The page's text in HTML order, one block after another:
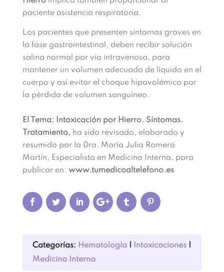
paciente asistencia respiratoria.​
Los pacientes que presenten síntomas graves en
la fase gastrointestinal, deben recibir solución
salina normal por vía intravenosa, para
mantener un volumen adecuado de líquido en el
cuerpo y así evitar el choque hipovolémico por
la pérdida de volumen sanguíneo.​
El Tema: Intoxicación por Hierro. Síntomas.
Tratamiento, ha sido revisado, elaborado y
resumido por la Dra. María Julia Romero
Martín, Especialista en Medicina Interna, para
publicar en: www.tumedicoaltelefono.es
Categorías: Hematología Intoxicaciones|
Medicina Interna